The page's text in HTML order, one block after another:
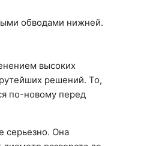
обводами нижней.
высоких
решений. То,
по-новому перед
серьезно. Она